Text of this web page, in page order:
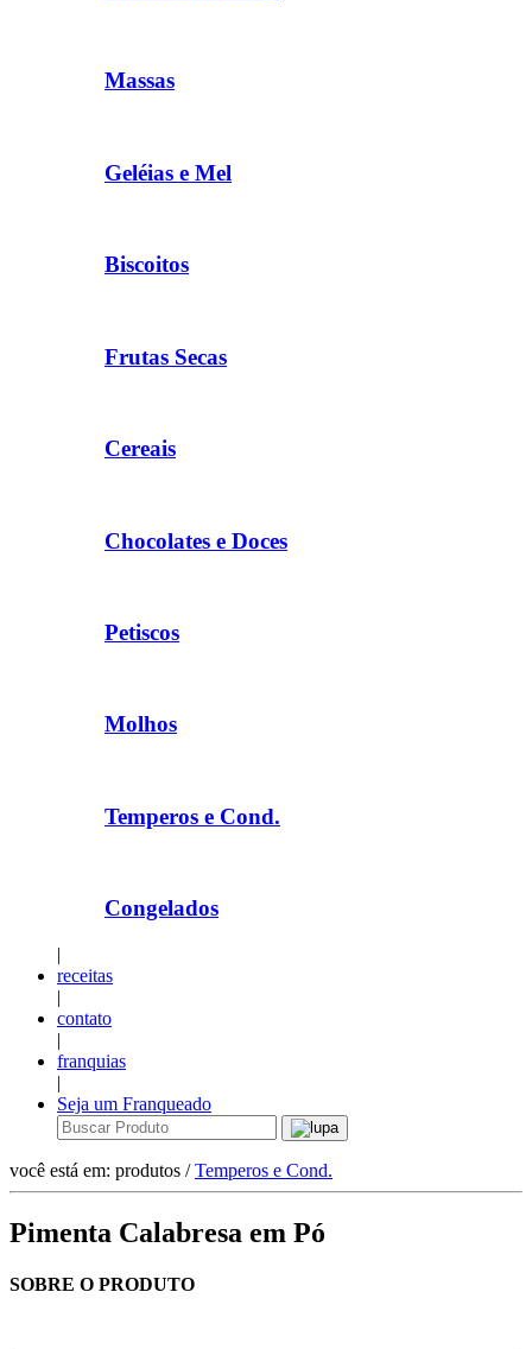
Massas
Geléias e Mel
Biscoitos
Frutas Secas
Cereais
Chocolates e Doces
Petiscos
Molhos
Temperos e Cond.
Congelados
|
receitas
|
contato
|
franquias
|
Seja um Franqueado
você está em: produtos /Temperos e Cond.
Pimenta Calabresa em Pó
SOBRE O PRODUTO